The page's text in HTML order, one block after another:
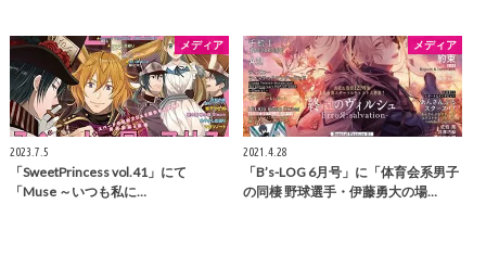
メディア
2023.7.5
「SweetPrincess vol.41」にて
「Muse ～いつも私に…
メディア
2021.4.28
「B’s-LOG 6月号」に「体育会系男子
の同棲 野球選手・伊藤勇大の場…